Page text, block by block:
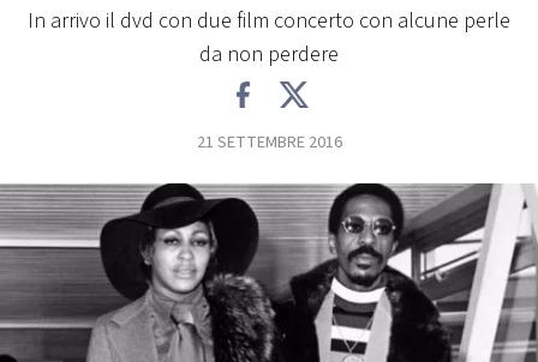
FOTO
CONCORSI
EVENTI
In arrivo il dvd con due film concerto con alcune perle
da non perdere
21 SETTEMBRE 2016